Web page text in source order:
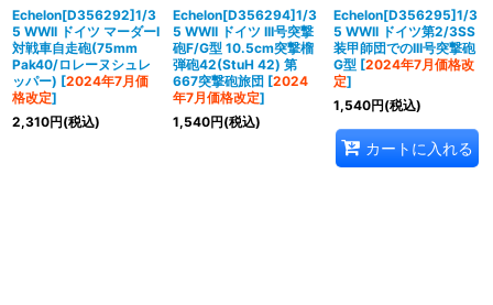
Echelon[D356292]1/3
5 WWII ドイツ マーダーI
対戦車自走砲(75mm
Pak40/ロレーヌシュレ
ッパー) [2024年7月価
格改定]
2,310円(税込)
Echelon[D356294]1/3
5 WWII ドイツ III号突撃
砲F/G型 10.5cm突撃榴
弾砲42(StuH 42) 第
667突撃砲旅団 [2024
年7月価格改定]
1,540円(税込)
Echelon[D356295]1/3
5 WWII ドイツ第2/3SS
装甲師団でのIII号突撃砲
G型 [2024年7月価格改
定]
1,540円(税込)
カートに入れる